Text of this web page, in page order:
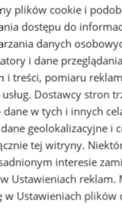
plików cookie i
dostępu do
danych
i dane
i treści, pomiaru
Dostawcy stron
w tych i innych
geolokalizacyjne i
tej witryny.
interesie
Ustawieniach reklam.
w Ustawieniach plików